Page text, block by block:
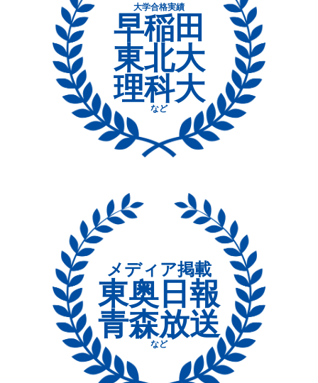
大学合格実績
早稲田
東北大
理科大
など
メディア掲載
東奥日報
青森放送
など